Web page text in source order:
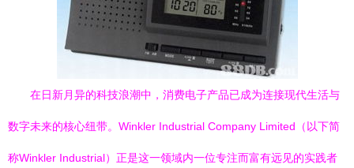
在日新月异的科技浪潮中，消费电子产品已成为连接现代生活与
数字未来的核心纽带。Winkler Industrial Company Limited（以下简
称Winkler Industrial）正是这一领域内一位专注而富有远见的实践者